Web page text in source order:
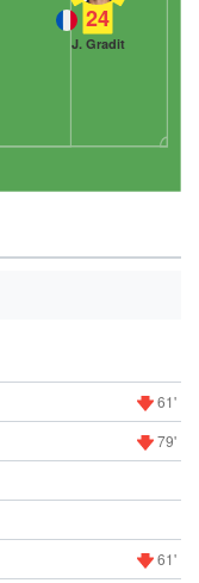
24
J. Gradit
61'
79'
61'